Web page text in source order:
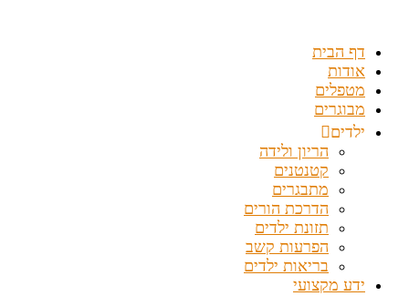
דף הבית
אודות
מטפלים
מבוגרים
ילדים
הריון ולידה
קטנטנים
מתבגרים
הדרכת הורים
תזונת ילדים
הפרעות קשב
בריאות ילדים
ידע מקצועי